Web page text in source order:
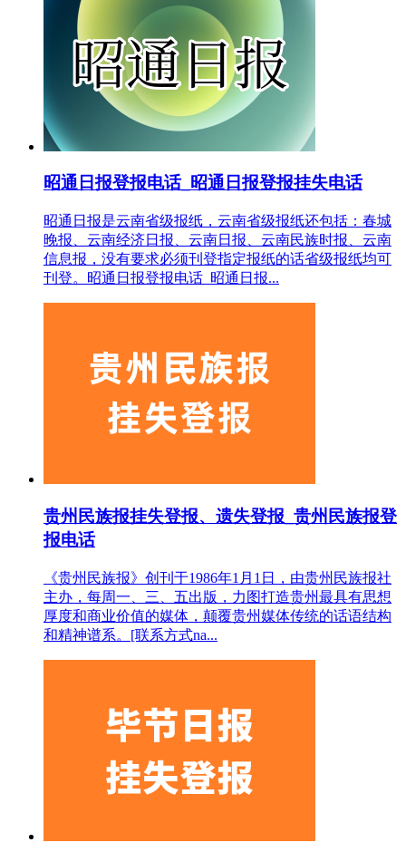
昭通日报登报电话_昭通日报登报挂失电话
昭通日报是云南省级报纸，云南省级报纸还包括：春城
晚报、云南经济日报、云南日报、云南民族时报、云南
信息报，没有要求必须刊登指定报纸的话省级报纸均可
刊登。昭通日报登报电话_昭通日报...
贵州民族报挂失登报、遗失登报_贵州民族报登
报电话
《贵州民族报》创刊于1986年1月1日，由贵州民族报社
主办，每周一、三、五出版，力图打造贵州最具有思想
厚度和商业价值的媒体，颠覆贵州媒体传统的话语结构
和精神谱系。[联系方式na...